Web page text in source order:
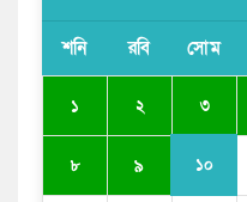
পাঠাতেন ইসলামী
এনসিপি নেতা
শনি রবি সোম
১ ২ ৩
৮ ৯ ১০